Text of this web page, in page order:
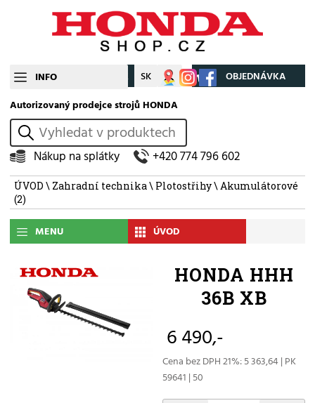
INFO CZ SK Můj účet OBJEDNÁVKA
Autorizovaný prodejce strojů HONDA
vyhledat
Nákup na splátky +420 774 796 602
ÚVOD \ Zahradní technika\ Plotostřihy\Akumulátorové
(2)
MENU ÚVOD
HONDA HHH
36B XB
6 490,-
Cena bez DPH 21%: 5 363,64 | PK
59641 | 50